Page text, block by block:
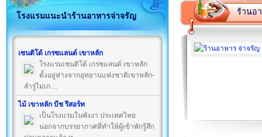
โรงแรมแนะนำร้านอาหารจ่าจรัญ
เซนติโด้ เกรซแลนด์ เขาหลัก
โรงแรมเซนติโด้ เกรซแลนด์ เขาหลัก
ตั้งอยู่ห่างจากอุทยานแห่งชาติเขาหลัก-
ลำรู่ไม่เก ...
ไม้ เขาหลัก บีช รีสอร์ท
เป็นโรงแรมในพังงา ประเทศไทย
นอกจากบรรยากาศที่ทำให้ผู้เข้าพักรู้สึก
ร้านอ